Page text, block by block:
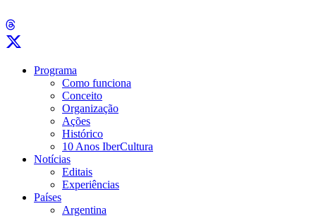
Programa
Como funciona
Conceito
Organização
Ações
Histórico
10 Anos IberCultura
Notícias
Editais
Experiências
Países
Argentina